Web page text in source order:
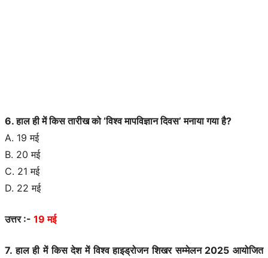
6. हाल ही में किस तारीख को ‘विश्व मापविज्ञान दिवस’ मनाया गया है?
A. 19 मई
B. 20 मई
C. 21 मई
D. 22 मई
उत्तर :- 19 मई
7. हाल ही में किस देश में विश्व हाइड्रोजन शिखर सम्मेलन 2025 आयोजित